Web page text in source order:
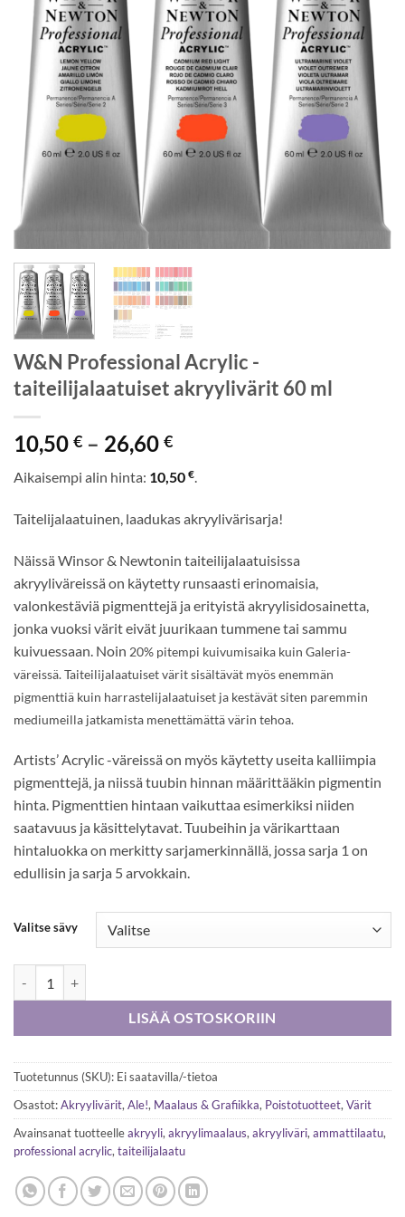
W&N Professional Acrylic -
taiteilijalaatuiset akryylivärit 60 ml
10,50 € – 26,60 €Hintaluokka:
10,50 €
-
26,60 €
Aikaisempi alin hinta: 10,50 €.
Taitelijalaatuinen, laadukas akryylivärisarja!
Näissä Winsor & Newtonin taiteilijalaatuisissa
akryyliväreissä on käytetty runsaasti erinomaisia,
valonkestäviä pigmenttejä ja erityistä akryylisidosainetta,
jonka vuoksi värit eivät juurikaan tummene tai sammu
kuivuessaan. Noin 20% pitempi kuivumisaika kuin Galeria-
väreissä. Taiteilijalaatuiset värit sisältävät myös enemmän
pigmenttiä kuin harrastelijalaatuiset ja kestävät siten paremmin
mediumeilla jatkamista menettämättä värin tehoa.
Artists’ Acrylic -väreissä on myös käytetty useita kalliimpia
pigmenttejä, ja niissä tuubin hinnan määrittääkin pigmentin
hinta. Pigmenttien hintaan vaikuttaa esimerkiksi niiden
saatavuus ja käsittelytavat. Tuubeihin ja värikarttaan
hintaluokka on merkitty sarjamerkinnällä, jossa sarja 1 on
edullisin ja sarja 5 arvokkain.
Valitse sävy
LISÄÄ OSTOSKORIIN
Tuotetunnus (SKU): Ei saatavilla/-tietoa
Osastot:Akryylivärit, Ale!, Maalaus & Grafiikka, Poistotuotteet, Värit
Avainsanat tuotteelleakryyli, akryylimaalaus, akryyliväri, ammattilaatu,
professional acrylic, taiteilijalaatu